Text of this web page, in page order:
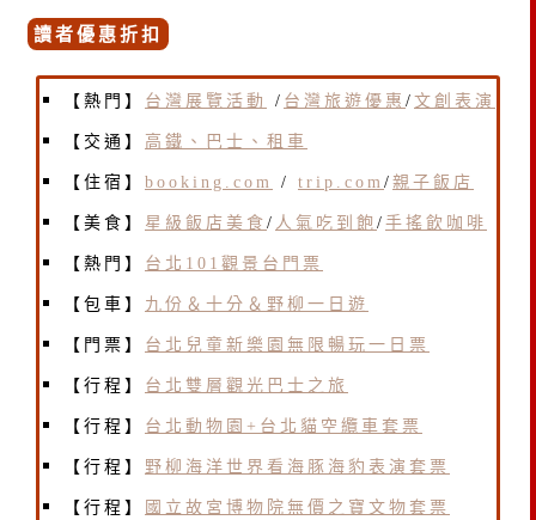
讀者優惠折扣
【熱門】 台灣展覽活動 / 台灣旅遊優惠 / 文創表演
【交通】 高鐵、巴士、租車
【住宿】 booking.com / trip.com / 親子飯店
【美食】 星級飯店美食 / 人氣吃到飽 / 手搖飲咖啡
【熱門】 台北101觀景台門票
【包車】 九份＆十分＆野柳一日遊
【門票】 台北兒童新樂園無限暢玩一日票
【行程】 台北雙層觀光巴士之旅
【行程】 台北動物園+台北貓空纜車套票
【行程】 野柳海洋世界看海豚海豹表演套票
【行程】 國立故宮博物院無價之寶文物套票